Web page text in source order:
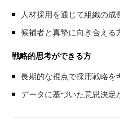
人材採用を通じて組織の成
候補者と真摯に向き合える
戦略的思考ができる方
長期的な視点で採用戦略を
データに基づいた意思決定